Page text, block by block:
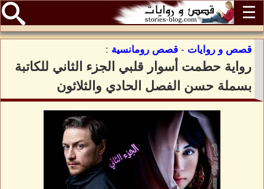
☰
قصص و روايات - قصص رومانسية :
رواية حطمت أسوار قلبي الجزء الثاني للكاتبة
بسملة حسن الفصل الحادي والثلاثون